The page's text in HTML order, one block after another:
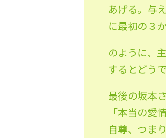
あげる。与
に最初の３
のように、
するとどう
最後の坂本
「本当の愛
自尊、つまり